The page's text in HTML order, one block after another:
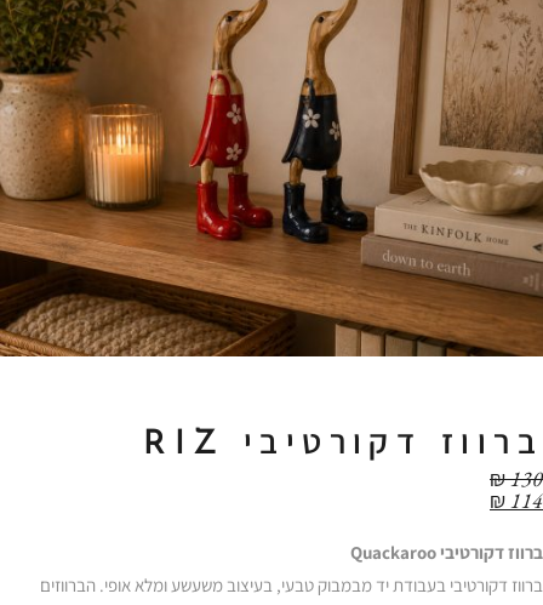
ברווז דקורטיבי RIZ
₪130
₪114
ברווז דקורטיבי Quackaroo
ברווז דקורטיבי בעבודת יד מבמבוק טבעי, בעיצוב משעשע ומלא אופי. הברווזים